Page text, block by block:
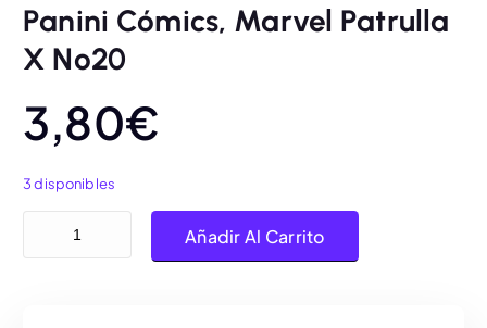
Panini Cómics, Marvel Patrulla
X Nº20
3,80€
3 disponibles
Panini Cómics, Marvel Patrulla X Nº20 cantidad
Añadir Al Carrito